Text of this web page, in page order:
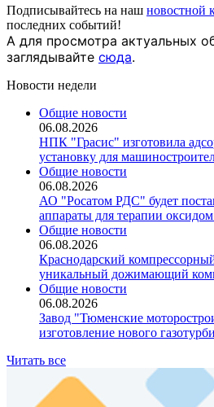
Подписывайтесь на наш новостной
последних событий!
А для просмотра актуальных
заглядывайте сюда.
Новости недели
Общие новости
06.08.2026
НПК "Грасис" изготовила
установку для
Общие новости
06.08.2026
АО "Росатом РДС" будет
аппараты для терапии оксидом
Общие новости
06.08.2026
Краснодарский
уникальный дожимающий
Общие новости
06.08.2026
Завод "Тюменские
изготовление нового
Читать все